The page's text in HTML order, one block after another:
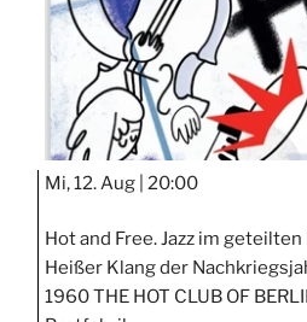
Mi, 12. Aug | 20:00
Hot and Free. Jazz im
Heißer Klang der
1960 THE HOT CLUB OF